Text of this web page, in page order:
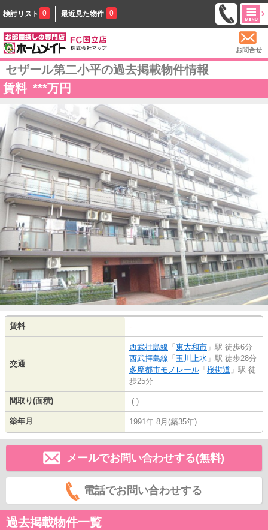
検討リスト 0 最近見た物件 0
お問合せ
セザール第二小平の過去掲載物件情報
賃料 ***万円
賃料 -
交通
西武拝島線 「 東大和市 」駅 徒歩6分
西武拝島線 「 玉川上水 」駅 徒歩28分
多摩都市モノレール 「 桜街道 」駅 徒
歩25分
間取り(面積) -(-)
築年月 1991年 8月(築35年)
メールでお問い合わせする(無料)
電話でお問い合わせする
過去掲載物件一覧